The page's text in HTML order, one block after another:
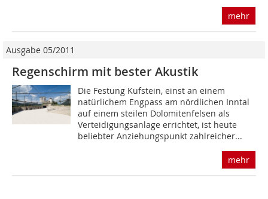
mehr
Ausgabe 05/2011
Regenschirm mit bester Akustik
Die Festung Kufstein, einst an einem
natürlichem Engpass am nördlichen Inntal
auf einem steilen Dolomitenfelsen als
Verteidigungsanlage errichtet, ist heute
beliebter Anziehungspunkt zahlreicher...
mehr